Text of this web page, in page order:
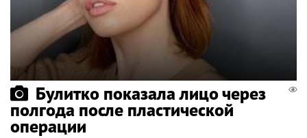
Булитко показала лицо через
полгода после пластической
операции